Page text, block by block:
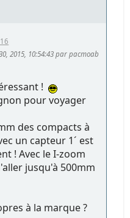
2015, 10:54:43 par pacmoab
!
pour voyager
des compacts à
un capteur 1´ est
! Avec le I-zoom
jusqu'à 500mm
à la marque ?